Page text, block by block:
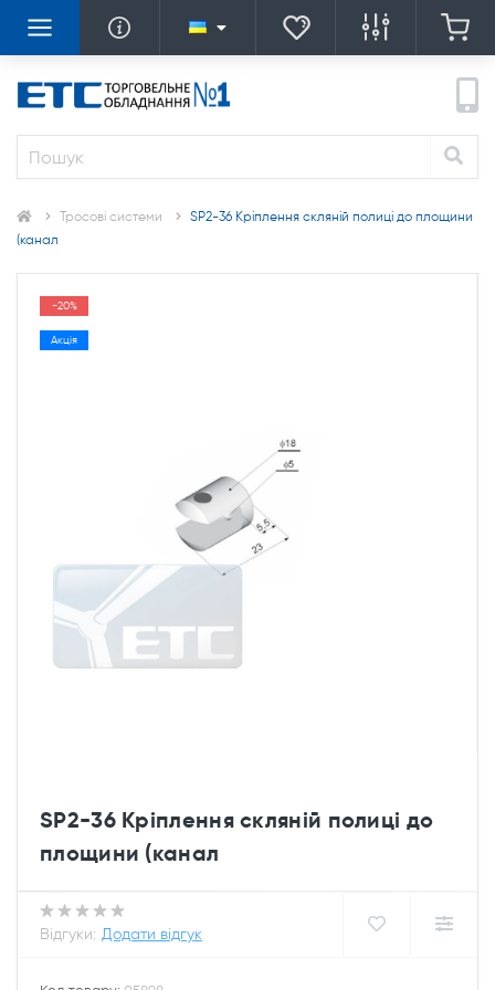
Тросові системи
SP2-36 Кріплення скляній полиці до площини
(канал
-20%
Акція
SP2-36 Кріплення скляній полиці до
площини (канал
Відгуки: Додати відгук